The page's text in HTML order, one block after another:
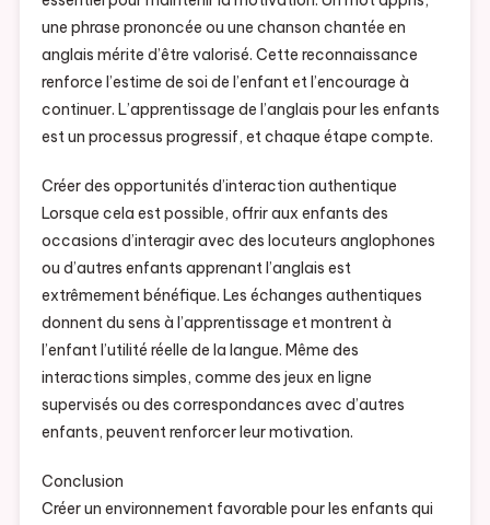
une phrase prononcée ou une chanson chantée en
anglais mérite d’être valorisé. Cette reconnaissance
renforce l’estime de soi de l’enfant et l’encourage à
continuer. L’apprentissage de l’anglais pour les enfants
est un processus progressif, et chaque étape compte.
Créer des opportunités d’interaction authentique
Lorsque cela est possible, offrir aux enfants des
occasions d’interagir avec des locuteurs anglophones
ou d’autres enfants apprenant l’anglais est
extrêmement bénéfique. Les échanges authentiques
donnent du sens à l’apprentissage et montrent à
l’enfant l’utilité réelle de la langue. Même des
interactions simples, comme des jeux en ligne
supervisés ou des correspondances avec d’autres
enfants, peuvent renforcer leur motivation.
Conclusion
Créer un environnement favorable pour les enfants qui